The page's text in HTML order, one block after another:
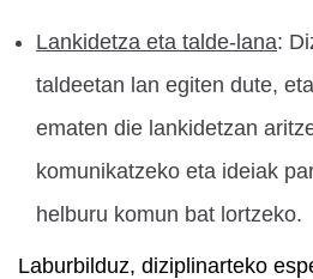
Lankidetza eta talde-lana:
taldeetan lan egiten dute,
ematen die lankidetzan
komunikatzeko eta ideiak
helburu komun bat lortzeko.
Laburbilduz, diziplinarteko